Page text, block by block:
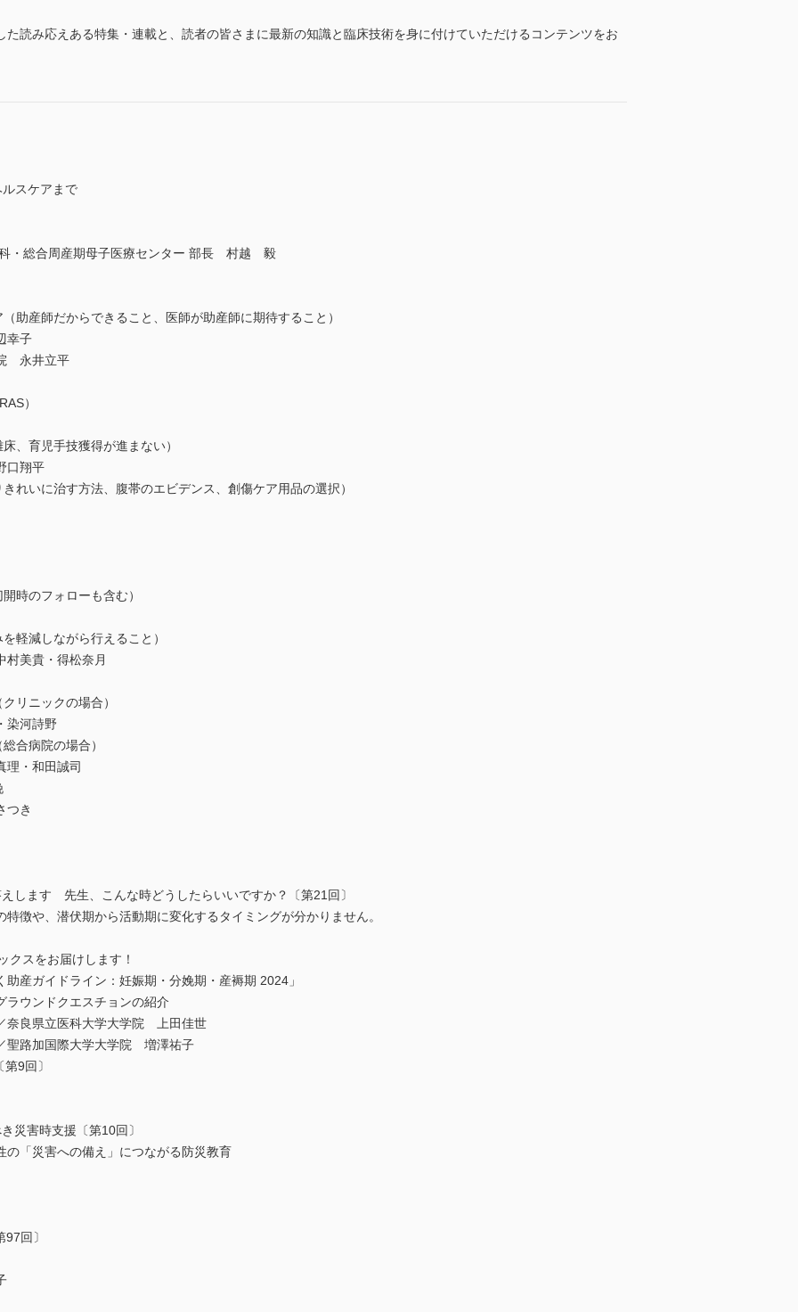
読み応えある特集・連載と、読者の皆さまに最新の知識と臨床技術を身に付けていただけるコンテンツをお
スケアまで
・総合周産期母子医療センター 部長 村越 毅
助産師だからできること、医師が助産師に期待すること）
幸子
永井立平
）
、育児手技獲得が進まない）
口翔平
れいに治す方法、腹帯のエビデンス、創傷ケア用品の選択）
時のフォローも含む）
軽減しながら行えること）
美貴・得松奈月
リニックの場合）
河詩野
合病院の場合）
・和田誠司
つき
します 先生、こんな時どうしたらいいですか？〔第21回〕
徴や、潜伏期から活動期に変化するタイミングが分かりません。
スをお届けします！
産ガイドライン：妊娠期・分娩期・産褥期 2024」
ラウンドクエスチョンの紹介
奈良県立医科大学大学院 上田佳世
聖路加国際大学大学院 増澤祐子
9回〕
災害時支援〔第10回〕
の「災害への備え」につながる防災教育
回〕